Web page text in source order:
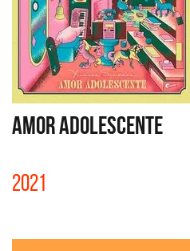
AMOR ADOLESCENTE
2021